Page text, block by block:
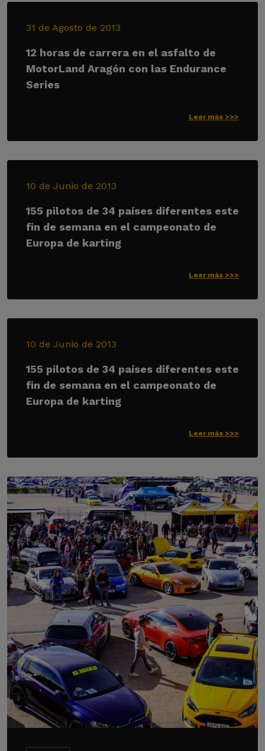
31 de Agosto de 2013
12 horas de carrera en el asfalto de
MotorLand Aragón con las Endurance
Series
Leer más >>>
10 de Junio de 2013
155 pilotos de 34 países diferentes este
fin de semana en el campeonato de
Europa de karting
Leer más >>>
10 de Junio de 2013
155 pilotos de 34 países diferentes este
fin de semana en el campeonato de
Europa de karting
Leer más >>>